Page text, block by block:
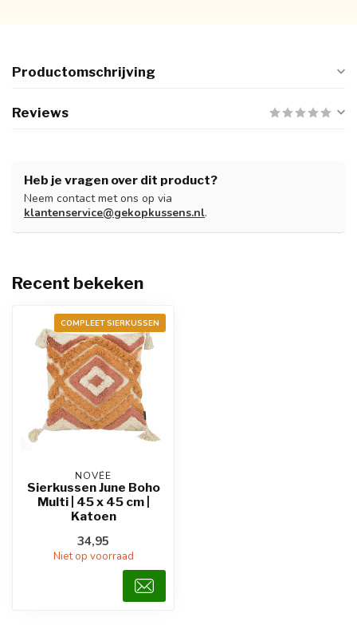
Productomschrijving
Reviews
Heb je vragen over dit product?
Neem contact met ons op via
klantenservice@gekopkussens.nl.
Recent bekeken
COMPLEET SIERKUSSEN
NOVÉE
Sierkussen June Boho
Multi | 45 x 45 cm |
Katoen
34,95
Niet op voorraad